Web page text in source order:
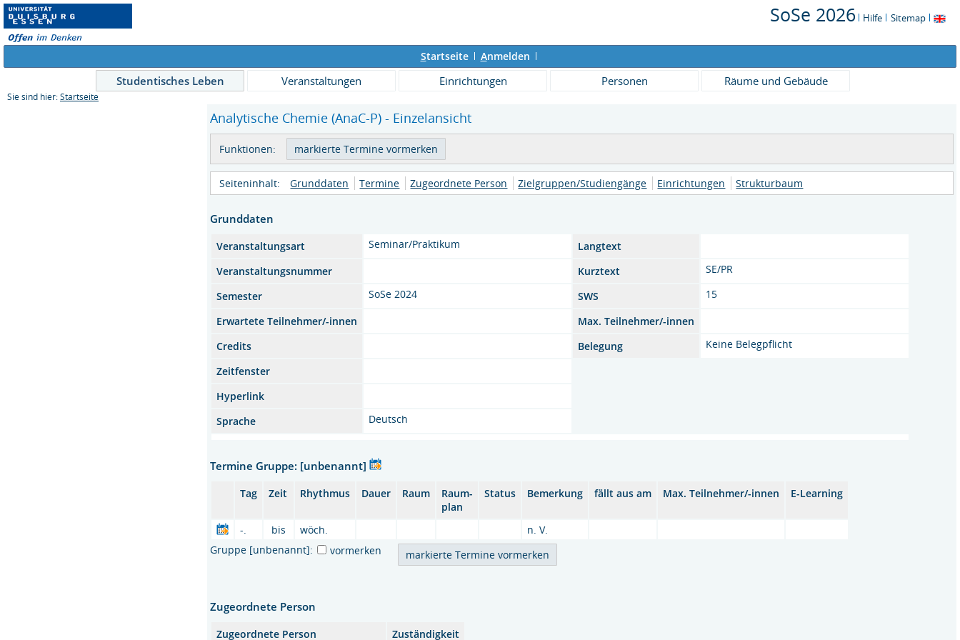
SoSe 2026 Hilfe Sitemap
Startseite Anmelden
Studentisches Leben Veranstaltungen Einrichtungen Personen Räume und Gebäude
Sie sind hier: Startseite
Analytische Chemie (AnaC-P) - Einzelansicht
Funktionen:
Seiteninhalt: Grunddaten Termine Zugeordnete Person Zielgruppen/Studiengänge Einrichtungen Strukturbaum
Grunddaten
Veranstaltungsart Seminar/Praktikum
Langtext
Veranstaltungsnummer
Kurztext
SE/PR
Semester
SoSe 2024 SWS
15
Erwartete Teilnehmer/-innen
Max. Teilnehmer/-innen
Credits
Belegung
Keine Belegpflicht
Zeitfenster
Hyperlink
Sprache
Deutsch
Termine Gruppe: [unbenannt]
Tag Zeit Rhythmus Dauer Raum
Raum-
plan
Status Bemerkung fällt aus am Max. Teilnehmer/-innen E-Learning
-. bis wöch.
n. V.
Gruppe [unbenannt]:
vormerken
Zugeordnete Person
Zugeordnete Person Zuständigkeit